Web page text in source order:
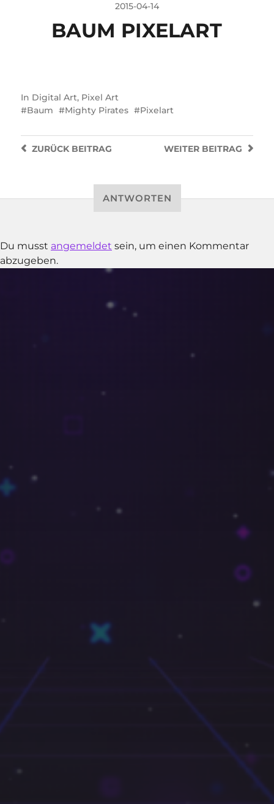
2015-04-14
BAUM PIXELART
In Digital Art, Pixel Art
Baum
Mighty Pirates Pixelart
WEITER BEITRAG
ZURÜCKBEITRAG
ANTWORTEN
Du musst angemeldet sein, um einen Kommentar
abzugeben.